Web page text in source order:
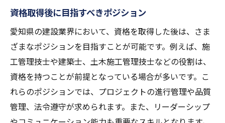
資格取得後に目指すべきポジション
愛知県の建設業界において、資格を取得した後は、さま
ざまなポジションを目指すことが可能です。例えば、施
工管理技士や建築士、土木施工管理技士などの役割は、
資格を持つことが前提となっている場合が多いです。こ
れらのポジションでは、プロジェクトの進行管理や品質
管理、法令遵守が求められます。また、リーダーシップ